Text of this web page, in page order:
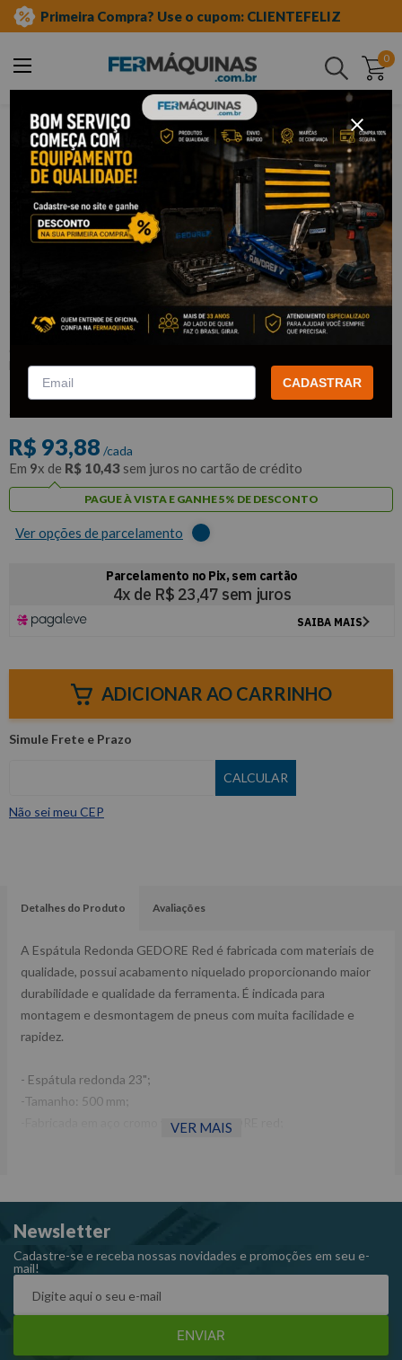
Primeira Compra? Use o cupom: CLIENTEFELIZ
0
Buscar
borracharia
ferramentas borracharia
espátulas
Espátula Redonda 23" - GEDORE RED
GEDORE RED
Por:R$89,19/cada
R$ 93,88 /cada
Em 9x de R$ 10,43 sem juros no cartão de crédito
PAGUE À VISTA E GANHE 5% DE DESCONTO
Ver opções de parcelamento
ADICIONAR AO CARRINHO
Não sei meu CEP
Detalhes do Produto Avaliações
A Espátula Redonda GEDORE Red é fabricada com materiais de
qualidade, possui acabamento niquelado proporcionando maior
durabilidade e qualidade da ferramenta. É indicada para
montagem e desmontagem de pneus com muita facilidade e
rapidez.
- Espátula redonda 23";
-Tamanho: 500 mm;
-Fabricada em aço cromo vanádio GEDORE red;
VER MAIS
Newsletter
Cadastre-se e receba nossas novidades e promoções em seu e-
mail!
ENVIAR
CADASTRAR